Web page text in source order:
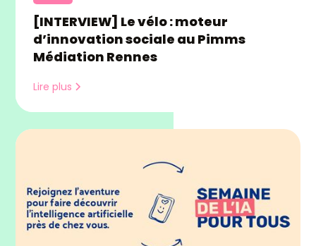
[INTERVIEW] Le vélo : moteur
d’innovation sociale au Pimms
Médiation Rennes
Lire plus